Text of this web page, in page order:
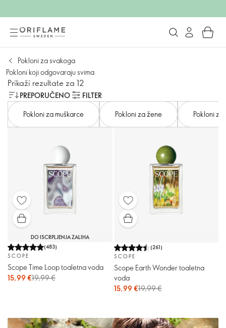
Pokloni za svakoga
Pokloni koji odgovaraju svima
Prikaži rezultate za 12
PREPORUČENO
FILTER
Pokloni za muškarce
Pokloni za žene Pokloni za
DO ISCRPLJENJA ZALIHA
(483)
SCOPE
Scope Time Loop toaletna voda
15,99 €19,99 €
(261)
SCOPE
Scope Earth Wonder toaletna
voda
15,99 €19,99 €